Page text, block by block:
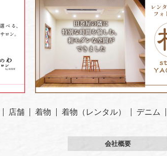
店舗 着物 着物（レンタル） デニム
会社概要